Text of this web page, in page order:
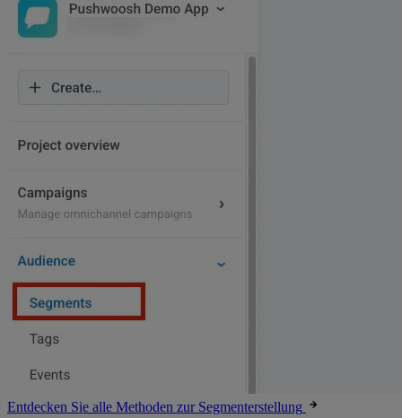
Entdecken Sie alle Methoden zur Segmenterstellung